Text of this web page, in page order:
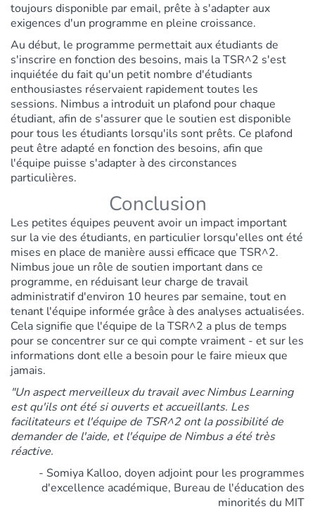
toujours disponible par email, prête à s'adapter aux
exigences d'un programme en pleine croissance.
Au début, le programme permettait aux étudiants de
s'inscrire en fonction des besoins, mais la TSR^2 s'est
inquiétée du fait qu'un petit nombre d'étudiants
enthousiastes réservaient rapidement toutes les
sessions. Nimbus a introduit un plafond pour chaque
étudiant, afin de s'assurer que le soutien est disponible
pour tous les étudiants lorsqu'ils sont prêts. Ce plafond
peut être adapté en fonction des besoins, afin que
l'équipe puisse s'adapter à des circonstances
particulières.
Conclusion
Les petites équipes peuvent avoir un impact important
sur la vie des étudiants, en particulier lorsqu'elles ont été
mises en place de manière aussi efficace que TSR^2.
Nimbus joue un rôle de soutien important dans ce
programme, en réduisant leur charge de travail
administratif d'environ 10 heures par semaine, tout en
tenant l'équipe informée grâce à des analyses actualisées.
Cela signifie que l'équipe de la TSR^2 a plus de temps
pour se concentrer sur ce qui compte vraiment - et sur les
informations dont elle a besoin pour le faire mieux que
jamais.
"Un aspect merveilleux du travail avec Nimbus Learning
est qu'ils ont été si ouverts et accueillants. Les
facilitateurs et l'équipe de TSR^2 ont la possibilité de
demander de l'aide, et l'équipe de Nimbus a été très
réactive.
- Somiya Kalloo, doyen adjoint pour les programmes
d'excellence académique, Bureau de l'éducation des
minorités du MIT